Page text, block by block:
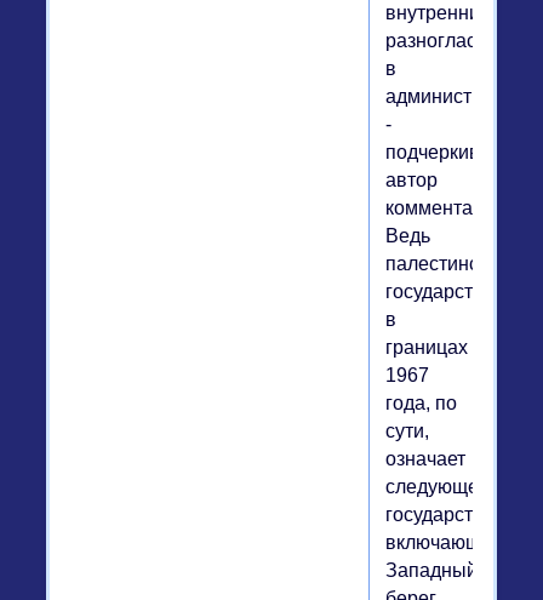
внутренних
разногласий
в
администрации",
-
подчеркивает
автор
комментария.
Ведь
палестинское
государство
в
границах
1967
года, по
сути,
означает
следующее:
государство,
включающее
Западный